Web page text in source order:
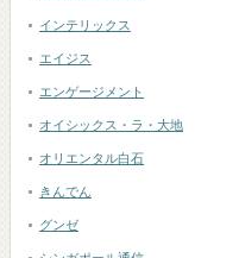
インテリックス
エイジス
エンゲージメント
オイシックス・ラ・大地
オリエンタル白石
きんでん
グンゼ